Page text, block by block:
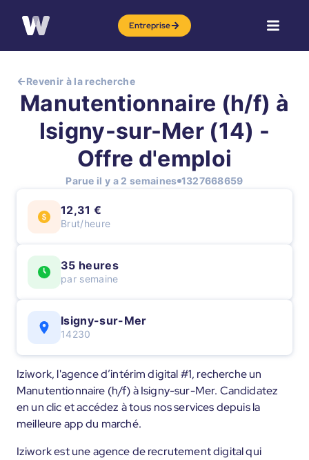
Entreprise
Revenir à la recherche
Manutentionnaire (h/f) à
Isigny-sur-Mer (14) -
Offre d'emploi
Parue il y a 2 semaines 1327668659
12,31 €
Brut/heure
35 heures
par semaine
Isigny-sur-Mer
14230
Iziwork, l'agence d’intérim digital #1, recherche un
Manutentionnaire (h/f) à Isigny-sur-Mer. Candidatez
en un clic et accédez à tous nos services depuis la
meilleure app du marché.
Iziwork est une agence de recrutement digital qui